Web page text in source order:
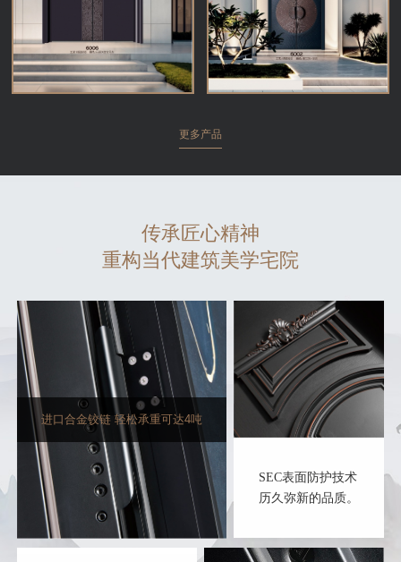
更多产品
传承匠心精神
重构当代建筑美学宅院
进口合金铰链 轻松承重可达4吨
SEC表面防护技术
历久弥新的品质。